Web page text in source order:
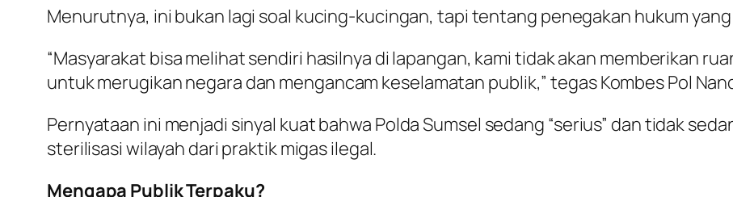
Menurutnya, ini bukan lagi soal kucing-kucingan, tapi tentang penegakan hukum
“Masyarakat bisa melihat sendiri hasilnya di lapangan, kami tidak akan memberikan
untuk merugikan negara dan mengancam keselamatan publik,” tegas Kombes Pol
Pernyataan ini menjadi sinyal kuat bahwa Polda Sumsel sedang “serius” dan tidak
sterilisasi wilayah dari praktik migas ilegal.
Mengapa Publik Terpaku?